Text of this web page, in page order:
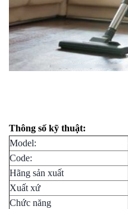
Thông số kỹ thuật:
Model:
Code:
Hãng sản xuất
Xuất xứ
Chức năng